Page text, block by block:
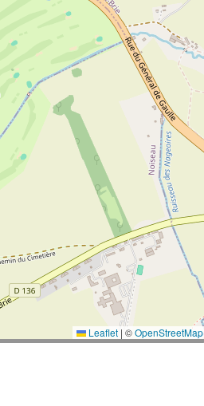
Leaflet | ©OpenStreetMap